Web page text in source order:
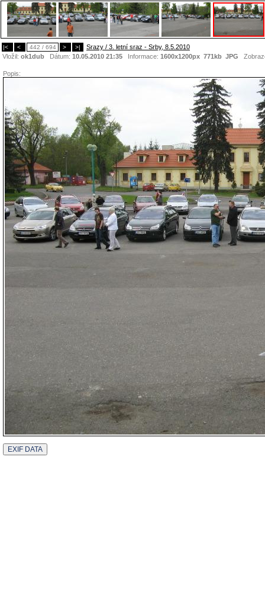
|< < 442 / 694 > >|
Srazy / 3. letní sraz - Srby, 8.5.2010
Vložil: ok1dub Dátum: 10.05.2010 21:35 Informace: 1600x1200px 771kb JPG
Popis: